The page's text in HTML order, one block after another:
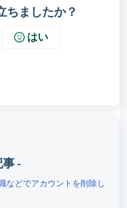
ちましたか？
はい
-
などでアカウントを削除し